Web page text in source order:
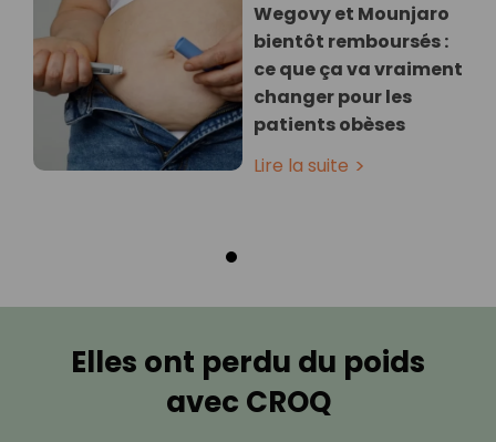
Wegovy et Mounjaro
bientôt remboursés :
ce que ça va vraiment
changer pour les
patients obèses
Lire la suite
Elles ont perdu du poids
avec CROQ